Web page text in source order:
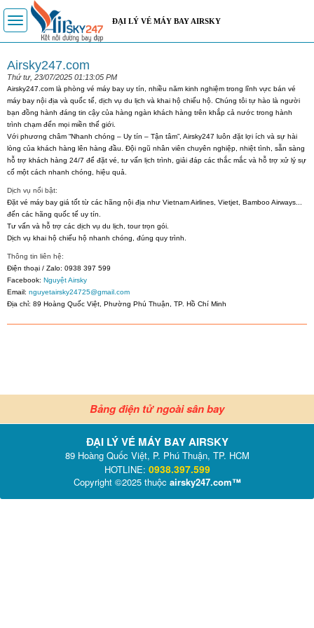
Toggle
navigation
ĐẠI LÝ VÉ MÁY BAY AIRSKY
Airsky247.com
Thứ tư, 23/07/2025 01:13:05 PM
Airsky247.com là phòng vé máy bay uy tín, nhiều năm kinh nghiệm trong lĩnh vực bán vé
máy bay nội địa và quốc tế
dịch vụ du lịch và khai hộ chiếu hộ . Chúng tôi tự hào là người
bạn đồng hành đáng tin cậy của hàng ngàn khách hàng trên khắp cả nước trong hành
trình chạm đến mọi miền thế giới.
Với phương châm “Nhanh chóng – Uy tín – Tận tâm” , Airsky247 luôn đặt lợi ích và sự hài
lòng của khách hàng lên hàng đầu. Đội ngũ nhân viên chuyên nghiệp, nhiệt tình, sẵn sàng
hỗ trợ khách hàng 24/7 để đặt vé, tư vấn lịch trình, giải đáp các thắc mắc và hỗ trợ xử lý sự
cố một cách nhanh chóng, hiệu quả.
Dịch vụ nổi bật:
Đặt vé máy bay giá tốt từ các hãng nội địa như Vietnam Airlines, Vietjet, Bamboo Airways...
đến các hãng quốc tế uy tín.
Tư vấn và hỗ trợ các dịch vụ du lịch, tour trọn gói.
Dịch vụ khai hộ chiếu hộ nhanh chóng, đúng quy trình.
Thông tin liên hệ:
Điện thoại / Zalo: 0938 397 599
Facebook: Nguyệt Airsky
Email: nguyetairsky24725@gmail.com
Địa chỉ: 89 Hoàng Quốc Việt, Phường Phú Thuận, TP. Hồ Chí Minh
Bảng điện tử ngoài sân bay
ĐẠI LÝ VÉ MÁY BAY AIRSKY
89 Hoàng Quốc Việt, P. Phú Thuận, TP. HCM
HOTLINE: 0938.397.599
Copyright ©2025 thuộc airsky247.com™